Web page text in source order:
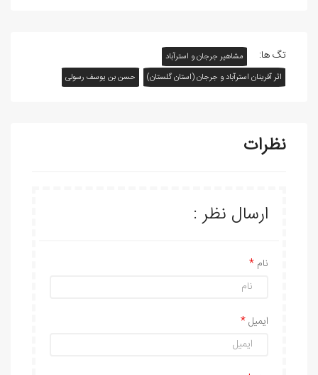
تگ ها:
مشاهیر جرجان و استرآباد
اثر آفرينان استرآباد و جرجان (استان گلستان)
حسن بن يوسف رسولی
نظرات
ارسال نظر :
نام
ایمیل